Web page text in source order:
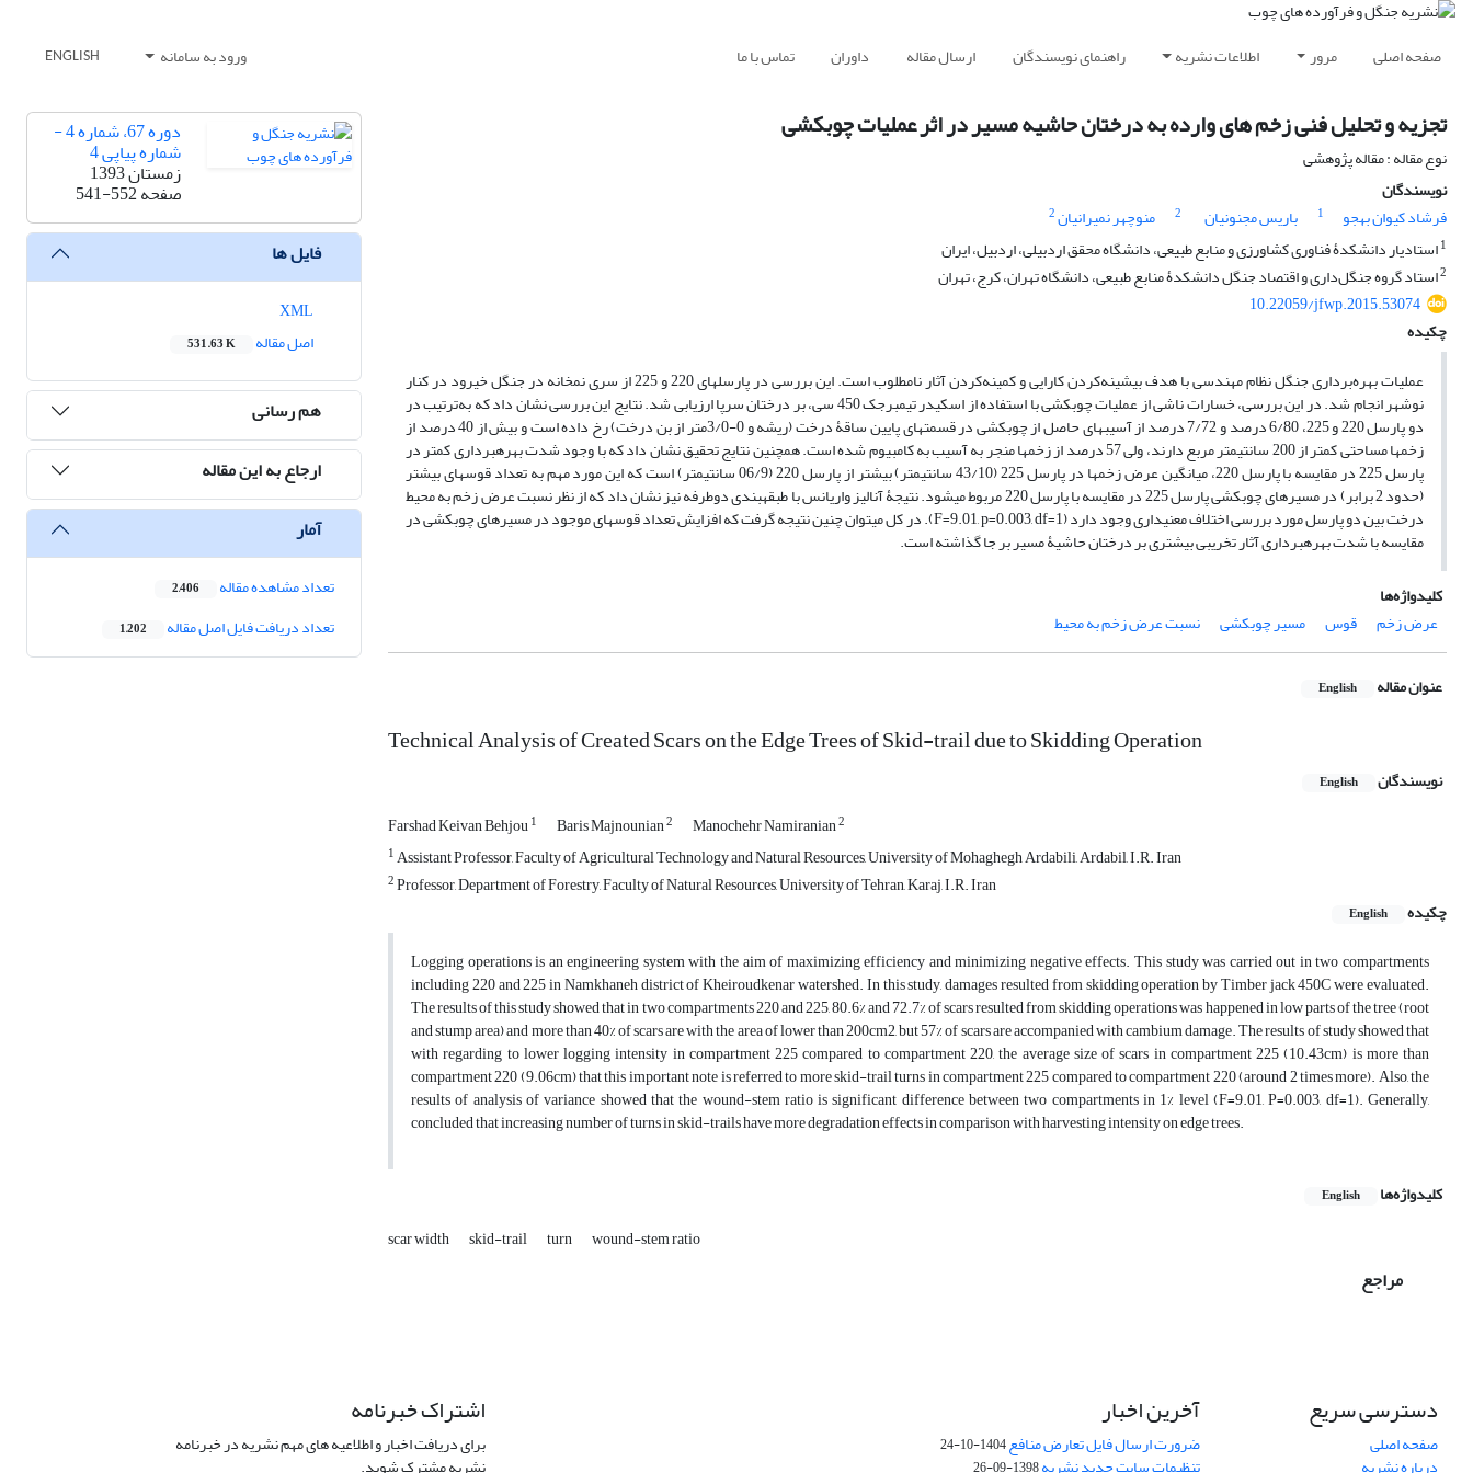
صفحه اصلی مرور اطلاعات نشریه راهنمای نویسندگان ارسال مقاله داوران تماس با ما ورود به سامانه ENGLISH
تجزیه و تحلیل فنی زخم های وارده به درختان حاشیه مسیر در اثر عملیات چوبکشی
نوع مقاله : مقاله پژوهشی
نویسندگان
فرشاد کیوان بهجو
1 باریس مجنونیان 2 منوچهر نمیرانیان2
1استادیار دانشکدۀ فناوری کشاورزی و منابع طبیعی، دانشگاه محقق اردبیلی، اردبیل، ایران
2استاد گروه جنگل‌داری و اقتصاد جنگل دانشکدۀ منابع طبیعی، دانشگاه تهران، کرج، تهران
10.22059/jfwp.2015.53074
چکیده
عملیات بهره‌برداری جنگل نظام مهندسی با هدف بیشینه‌کردن کارایی و کمینه‌کردن آثار نامطلوب است. این بررسی در پارسل‏های 220 و 225 از سری نمخانه در جنگل خیرود در کنار
نوشهر انجام شد. در این بررسی، خسارات ناشی از عملیات چوبکشی با استفاده از اسکیدر تیمبرجک 450 سی، بر درختان سرپا ارزیابی شد. نتایج این بررسی نشان داد که به‌ترتیب در
دو پارسل 220 و 225، 6/80 درصد و 7/72 درصد از آسیب‏های حاصل از چوبکشی در قسمت‏های پایین ساقۀ درخت (ریشه و 0-3/0متر از بن درخت) رخ داده است و بیش از 40 درصد از
زخم‏ها مساحتی کمتر از 200 سانتی‏متر مربع دارند، ولی 57 درصد از زخم‏ها منجر به آسیب به کامبیوم شده است. همچنین نتایج تحقیق نشان داد که با وجود شدت بهره‏برداری کمتر در
پارسل 225 در مقایسه با پارسل 220، میانگین عرض زخم‏ها در پارسل 225 (43/10 سانتی‏متر) بیشتر از پارسل 220 (06/9 سانتی‏متر) است که این مورد‌ مهم به تعداد قوس‏های بیشتر
(حدود 2 برابر) در مسیرهای چوبکشی پارسل 225 در مقایسه با پارسل 220 مربوط می‏شود. نتیجۀ آنالیز واریانس با طبقه‏بندی دوطرفه نیز نشان داد که از نظر نسبت عرض زخم به محیط
درخت بین دو پارسل مورد بررسی اختلاف معنی‏داری وجود دارد (F=9.01, p=0.003, df=1). در کل می‏توان چنین نتیجه‏ گرفت که افزایش تعداد قوس‏های موجود در مسیرهای چوبکشی در
مقایسه با شدت بهره‏برداری آثار تخریبی بیشتری بر درختان حاشیۀ مسیر بر جا گذاشته است.
کلیدواژه‌ها
عرض زخم
قوس مسیر چوبکشی نسبت عرض زخم به محیط
عنوان مقاله English
Technical Analysis of Created Scars on the Edge Trees of Skid-trail due to Skidding Operation
نویسندگان English
Farshad Keivan Behjou1 Baris Majnounian2 Manochehr Namiranian2
1Assistant Professor, Faculty of Agricultural Technology and Natural Resources, University of Mohaghegh Ardabili, Ardabil, I.R. Iran
2Professor, Department of Forestry, Faculty of Natural Resources, University of Tehran, Karaj, I.R. Iran
چکیده
English
Logging operations is an engineering system with the aim of maximizing efficiency and minimizing negative effects. This study was carried out in two compartments
including 220 and 225 in Namkhaneh district of Kheiroudkenar watershed. In this study, damages resulted from skidding operation by Timber jack 450C were evaluated.
The results of this study showed that in two compartments 220 and 225, 80.6% and 72.7% of scars resulted from skidding operations was happened in low parts of the tree (root
and stump area) and more than 40% of scars are with the area of lower than 200cm2, but 57% of scars are accompanied with cambium damage. The results of study showed that
with regarding to lower logging intensity in compartment 225 compared to compartment 220, the average size of scars in compartment 225 (10.43cm) is more than
compartment 220 (9.06cm) that this important note is referred to more skid-trail turns in compartment 225 compared to compartment 220 (around 2 times more). Also, the
results of analysis of variance showed that the wound-stem ratio is significant difference between two compartments in 1% level (F=9.01, P=0.003, df=1). Generally,
concluded that increasing number of turns in skid-trails have more degradation effects in comparison with harvesting intensity on edge trees.
کلیدواژه‌ها English
scar width skid-trail turn wound-stem ratio
مراجع
دوره 67، شماره 4 -
شماره پیاپی 4
زمستان 1393
صفحه541-552
فایل ها
اصل مقاله
531.63 K
هم رسانی
ارجاع به این مقاله
آمار
تعداد مشاهده مقاله 2,406
تعداد دریافت فایل اصل مقاله 1,202
دسترسی سریع
صفحه اصلی
آخرین اخبار
ضرورت ارسال فایل تعارض منافع1404-10-24
اشتراک خبرنامه
برای دریافت اخبار و اطلاعیه های مهم نشریه در خبرنامه